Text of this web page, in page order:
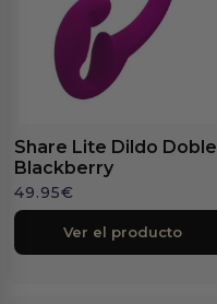
Share Lite Dildo Doble
Blackberry
49.95€
Ver el producto